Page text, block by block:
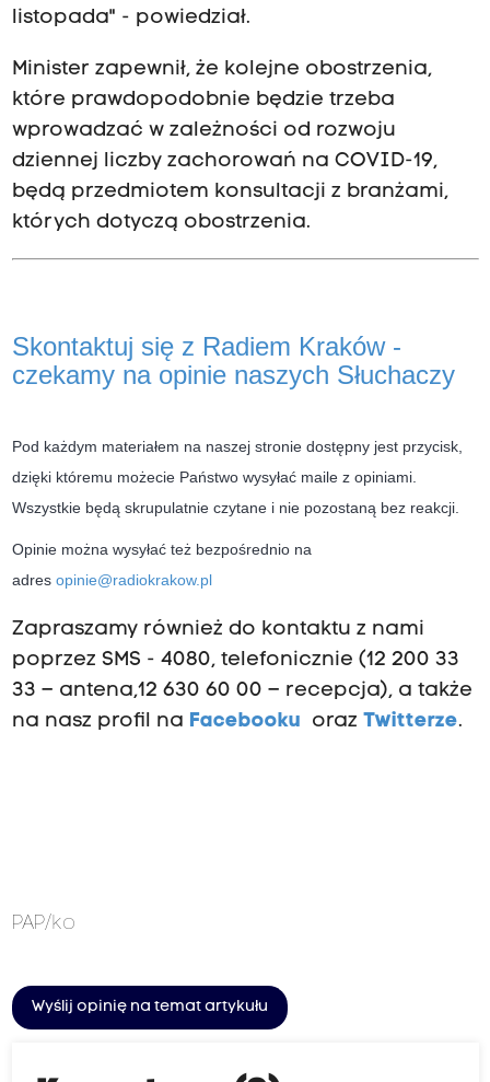
listopada" - powiedział.
Minister zapewnił, że kolejne obostrzenia,
które prawdopodobnie będzie trzeba
wprowadzać w zależności od rozwoju
dziennej liczby zachorowań na COVID-19,
będą przedmiotem konsultacji z branżami,
których dotyczą obostrzenia.
Skontaktuj się z Radiem Kraków -
czekamy na opinie naszych Słuchaczy
Pod każdym materiałem na naszej stronie dostępny jest przycisk,
dzięki któremu możecie Państwo wysyłać maile z opiniami.
Wszystkie będą skrupulatnie czytane i nie pozostaną bez reakcji.
Opinie można wysyłać też bezpośrednio na
adres opinie@radiokrakow.pl
Zapraszamy również do kontaktu z nami
poprzez SMS - 4080, telefonicznie (12 200 33
33 – antena,12 630 60 00 – recepcja), a także
na nasz profil na Facebooku oraz Twitterze.
PAP/ko
Wyślij opinię na temat artykułu